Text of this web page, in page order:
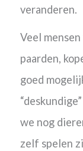
veranderen.
Veel
paarden,
goed
we nog
zelf spelen